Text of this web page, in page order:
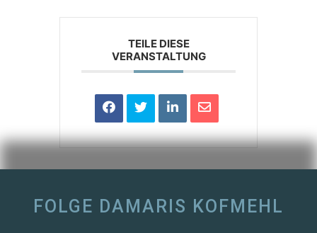
TEILE DIESE
VERANSTALTUNG
FOLGE DAMARIS KOFMEHL